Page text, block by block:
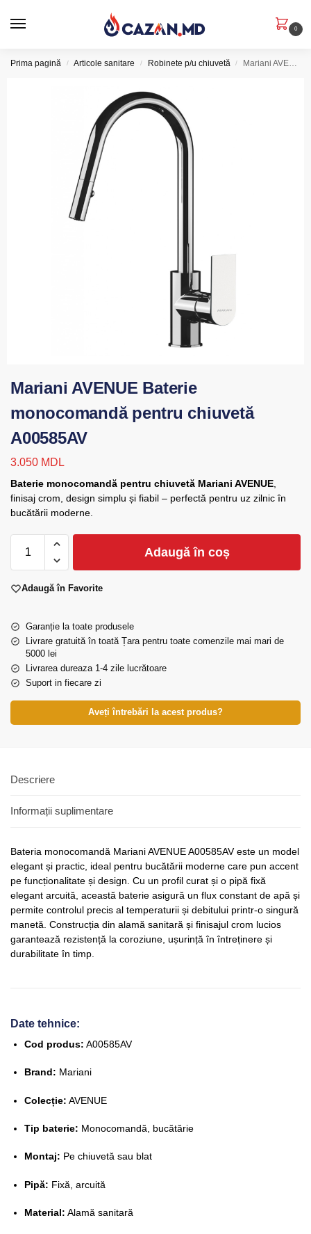
0
Prima pagină / Articole sanitare / Robinete p/u chiuvetă / Mariani AVENUE Baterie monocomandă pentru chiuvetă A00585AV
Mariani AVENUE Baterie
monocomandă pentru chiuvetă
A00585AV
3.050 MDL
Baterie monocomandă pentru chiuvetă Mariani AVENUE,
finisaj crom, design simplu și fiabil – perfectă pentru uz zilnic în
bucătării moderne.
Adaugă în coș
Adaugă în Favorite
Garanție la toate produsele
Livrare gratuită în toată Țara pentru toate comenzile mai mari de
5000 lei
Livrarea dureaza 1-4 zile lucrătoare
Suport in fiecare zi
Aveți întrebări la acest produs?
Descriere
Informații suplimentare
Bateria monocomandă Mariani AVENUE A00585AV este un model
elegant și practic, ideal pentru bucătării moderne care pun accent
pe funcționalitate și design. Cu un profil curat și o pipă fixă
elegant arcuită, această baterie asigură un flux constant de apă și
permite controlul precis al temperaturii și debitului printr-o singură
manetă. Construcția din alamă sanitară și finisajul crom lucios
garantează rezistență la coroziune, ușurință în întreținere și
durabilitate în timp.
Date tehnice:
Cod produs: A00585AV
Brand: Mariani
Colecție: AVENUE
Tip baterie: Monocomandă, bucătărie
Montaj: Pe chiuvetă sau blat
Pipă: Fixă, arcuită
Material: Alamă sanitară